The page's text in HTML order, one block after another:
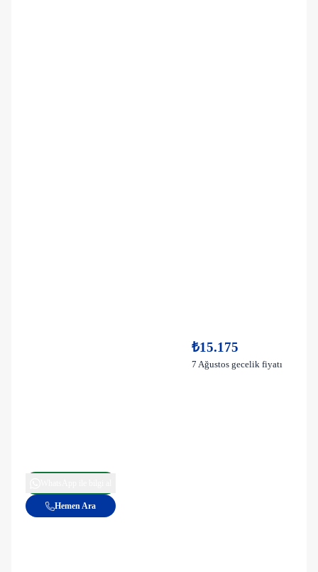
₺15.175
7 Ağustos gecelik fiyatı
Hemen Ara